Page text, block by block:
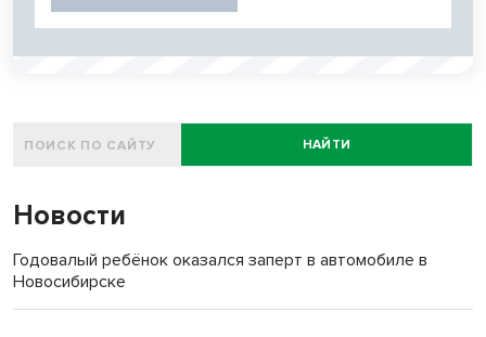
НАЙТИ
Новости
Годовалый ребёнок оказался заперт в автомобиле в
Новосибирске